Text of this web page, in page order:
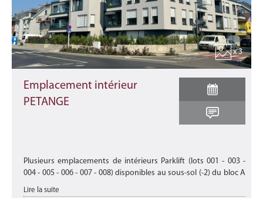
x 3
Emplacement intérieur
PETANGE
Plusieurs emplacements de intérieurs Parklift (lots 001 - 003 -
004 - 005 - 006 - 007 - 008) disponibles au sous-sol (-2) du bloc A
de la nouvelle résidence "BLITZ" située à Pétange, à l'angle d ...
Lire la suite